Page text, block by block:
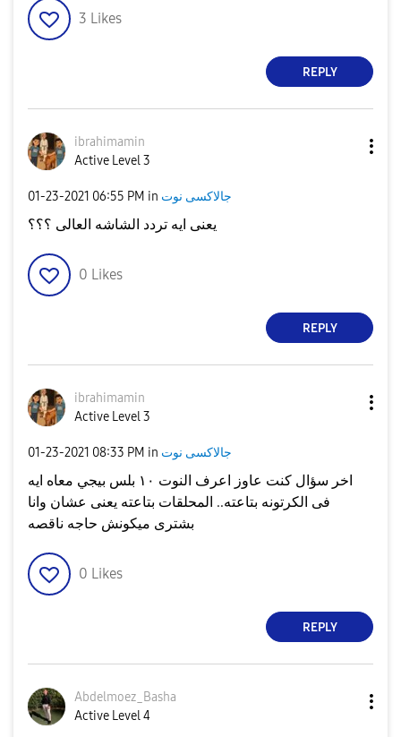
3 Likes
REPLY
ibrahimamin
Active Level 3
‎01-23-2021 06:55 PM in جالاكسى نوت
يعنى ايه تردد الشاشه العالى ؟؟؟
0 Likes
REPLY
ibrahimamin
Active Level 3
‎01-23-2021 08:33 PM in جالاكسى نوت
اخر سؤال كنت عاوز اعرف النوت ١٠ بلس بيجي معاه ايه
فى الكرتونه بتاعته.. المحلقات بتاعته يعنى عشان وانا
بشترى ميكونش حاجه ناقصه
0 Likes
REPLY
Abdelmoez_Basha
Active Level 4